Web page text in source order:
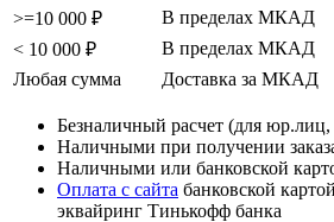
>=10 000 ₽
В пределах МКАД
< 10 000 ₽
В пределах МКАД
Любая сумма
Доставка за МКАД
Безналичный расчет (для
Наличными при получении
Наличными или банковской
Оплата с сайта банковской
эквайринг Тинькофф банка